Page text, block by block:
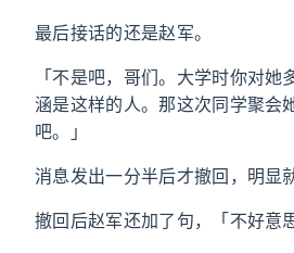
最后接话的还是赵军。
「不是吧，哥们。大学时你对她
涵是这样的人。那这次同学聚会
吧。」
消息发出一分半后才撤回，明显
撤回后赵军还加了句，「不好意